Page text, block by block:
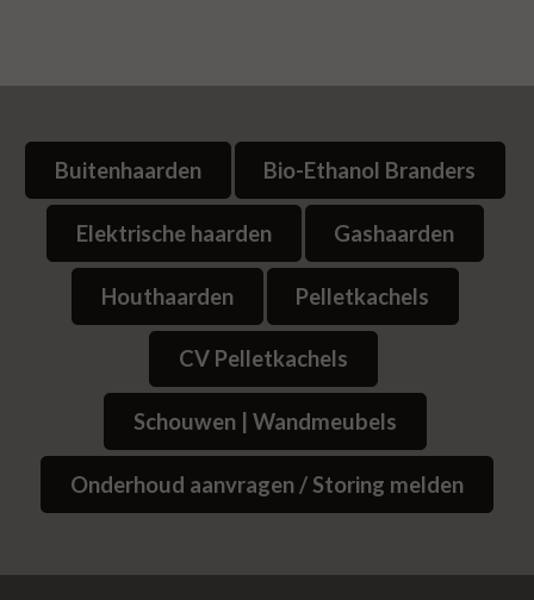
Buitenhaarden Bio-Ethanol Branders
Elektrische haarden Gashaarden
Houthaarden Pelletkachels
CV Pelletkachels
Schouwen | Wandmeubels
Onderhoud aanvragen / Storing melden